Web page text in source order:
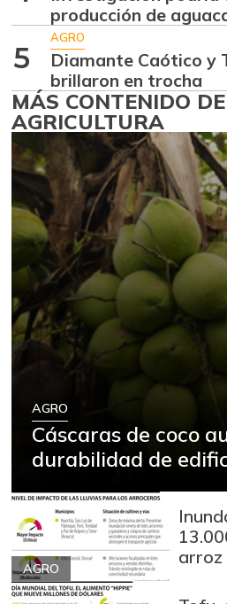
producción de
5
AGRO
Diamante Caótico y
brillaron en trocha
MÁS CONTENIDO DE
AGRICULTURA
AGRO
Cáscaras de coco
durabilidad de
AGRO
arroz